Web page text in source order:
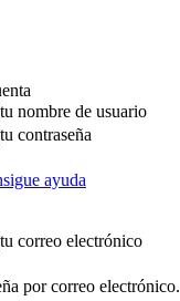
tu nombre de usuario
tu contraseña
ayuda
tu correo electrónico
por correo electrónico.